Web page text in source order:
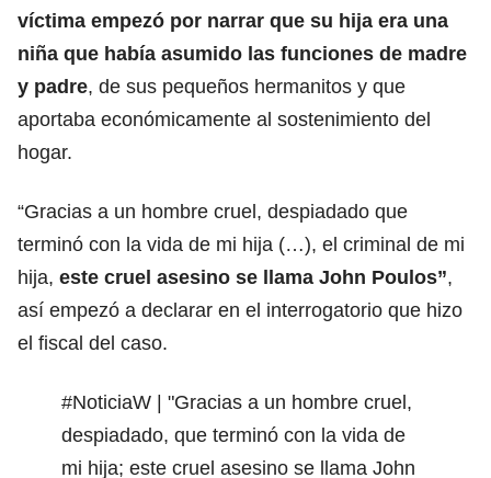
víctima empezó por narrar que su hija era una
niña que había asumido las funciones de madre
y padre, de sus pequeños hermanitos y que
aportaba económicamente al sostenimiento del
hogar.
“Gracias a un hombre cruel, despiadado que
terminó con la vida de mi hija (…), el criminal de mi
hija, este cruel asesino se llama John Poulos”,
así empezó a declarar en el interrogatorio que hizo
el fiscal del caso.
#NoticiaW | "Gracias a un hombre cruel,
despiadado, que terminó con la vida de
mi hija; este cruel asesino se llama John